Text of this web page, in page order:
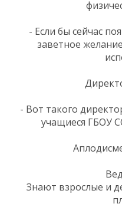
- Если бы сейчас
заветное
- Вот такого
учащиеся ГБОУ
Знают взрослые и